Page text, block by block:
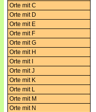
Orte mit C
Orte mit D
Orte mit E
Orte mit F
Orte mit G
Orte mit H
Orte mit I
Orte mit J
Orte mit K
Orte mit L
Orte mit M
Orte mit N